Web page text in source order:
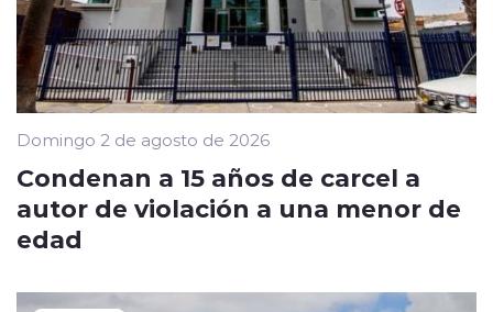
Domingo 2 de agosto de 2026
Condenan a 15 años de carcel a
autor de violación a una menor de
edad